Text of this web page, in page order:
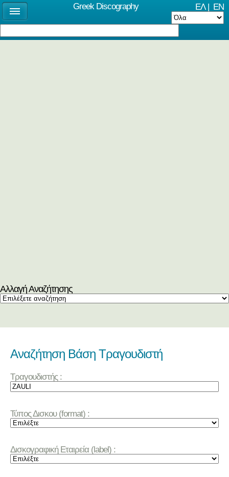
ΕΛ| EN
Αλλαγή Αναζήτησης
Αναζήτηση Βάση Τραγουδιστή
Τραγουδιστής :
Τύπος Δισκου (format) :
Δισκογραφική Εταιρεία (label) :
Greek Discography